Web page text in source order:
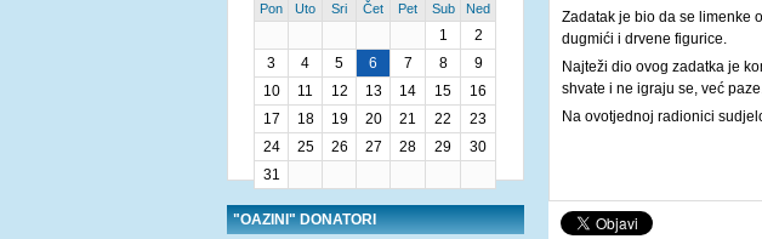
Zadatak je bio da se limenke
dugmići i drvene figurice.
Najteži dio ovog zadatka je
shvate i ne igraju se, već
Na ovotjednoj radionici
Pon Uto Sri Čet Pet Sub Ned
1
2
3
4 5 6 7 8
9
10
11 12 13 14 15
16
17
18 19 20 21 22
23
24
25 26 27 28 29
30
31
"OAZINI" DONATORI